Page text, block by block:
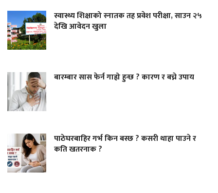
स्वास्थ्य शिक्षाको स्नातक तह प्रवेश परीक्षा, साउन २५
देखि आवेदन खुला
बारम्बार सास फेर्न गाह्रो हुन्छ ? कारण र बच्ने उपाय
पाठेघरबाहिर गर्भ किन बस्छ ? कसरी थाहा पाउने र
कति खतरनाक ?